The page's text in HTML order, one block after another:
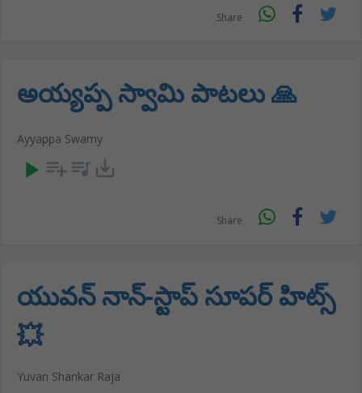
Share
అయ్యప్ప స్వామి పాటలు 🙏
Ayyappa Swamy
play_arrow playlist_add queue_music save_alt
Share
యువన్ నాన్-స్టాప్ సూపర్ హిట్స్
💥
Yuvan Shankar Raja